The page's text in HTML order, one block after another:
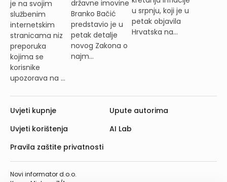
je na svojim
službenim
internetskim
stranicama niz
preporuka
kojima se
korisnike
upozorava na ...
državne imovine
Branko Bačić
predstavio je u
petak detalje
novog Zakona o
najm...
u srpnju, koji je u
petak objavila
Hrvatska na...
Novi informator d.o.o.
Uvjeti kupnje
Uvjeti korištenja
Pravila zaštite privatnosti
Upute autorima
AI Lab